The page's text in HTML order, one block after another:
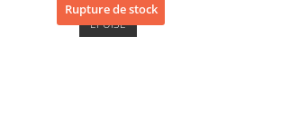
Rupture de stock
ÉPUISÉ